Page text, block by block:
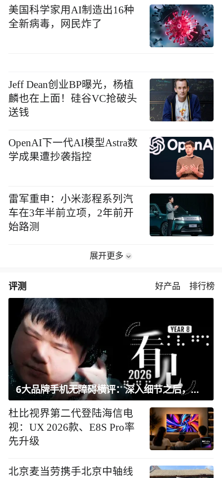
美国科学家用AI制造出16种
全新病毒，网民炸了
Jeff Dean创业BP曝光，杨植
麟也在上面！硅谷VC抢破头
送钱
OpenAI下一代AI模型Astra数
学成果遭抄袭指控
雷军重申：小米澎程系列汽
车在3年半前立项，2年前开
始路测
展开更多
评测 好产品 排行榜
6大品牌手机无障碍横评：深入细节之后，似乎只有苹果能挺住？｜ 看见2026
杜比视界第二代登陆海信电
视：UX 2026款、E8S Pro率
先升级
北京麦当劳携手北京中轴线